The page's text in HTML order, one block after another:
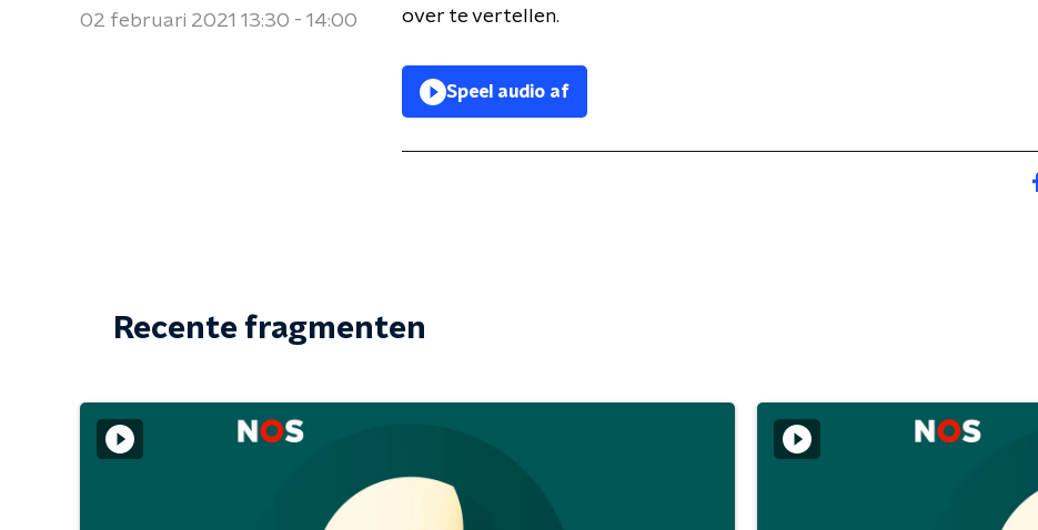
02 februari 2021 13:30 - 14:00
over te vertellen.
Speel audio af
Recente fragmenten